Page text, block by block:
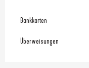
Bankkarten
Überweisungen